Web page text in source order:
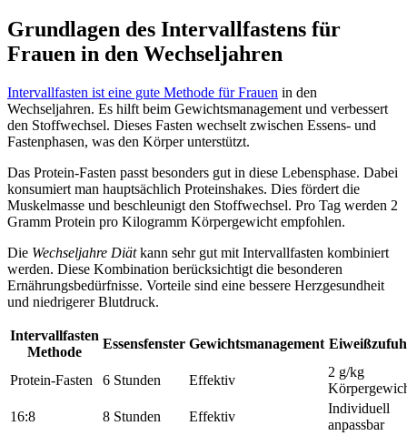
Grundlagen des Intervallfastens für
Frauen in den Wechseljahren
Intervallfasten ist eine gute Methode für Frauen in den
Wechseljahren. Es hilft beim Gewichtsmanagement und verbessert
den Stoffwechsel. Dieses Fasten wechselt zwischen Essens- und
Fastenphasen, was den Körper unterstützt.
Das Protein-Fasten passt besonders gut in diese Lebensphase. Dabei
konsumiert man hauptsächlich Proteinshakes. Dies fördert die
Muskelmasse und beschleunigt den Stoffwechsel. Pro Tag werden 2
Gramm Protein pro Kilogramm Körpergewicht empfohlen.
Die Wechseljahre Diätkann sehr gut mit Intervallfasten kombiniert
werden. Diese Kombination berücksichtigt die besonderen
Ernährungsbedürfnisse. Vorteile sind eine bessere Herzgesundheit
und niedrigerer Blutdruck.
Intervallfasten
Methode
Essensfenster Gewichtsmanagement
Protein-Fasten 6 Stunden Effektiv
2 g/kg
16:8
8 Stunden Effektiv
Individuell
anpassbar